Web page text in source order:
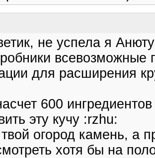
не успела я
всевозможные
для расширения
600
эту кучу :rzhu:
огород камень, а
хотя бы на